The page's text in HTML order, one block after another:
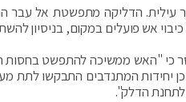
הדליקה מתפשטת אל עבר
אש פועלים במקום, בניסיון
כי "האש ממשיכה להתפשט בחסות
יחידות המתנדבים התבקשו לתת
הדלק".